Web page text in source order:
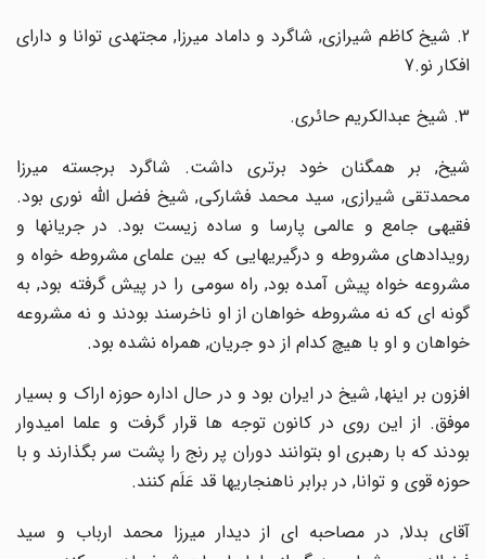
2. شیخ کاظم شیرازی, شاگرد و داماد میرزا, مجتهدی توانا و دارای
افکار نو.7
شیخ, بر همگنان خود برتری داشت. شاگرد برجسته میرزا
محمدتقی شیرازی, سید محمد فشارکی, شیخ فضل الله نوری بود.
فقیهی جامع و عالمی پارسا و ساده زیست بود. در جریانها و
رویدادهای مشروطه و درگیریهایی که بین علمای مشروطه خواه و
مشروعه خواه پیش آمده بود, راه سومی را در پیش گرفته بود, به
گونه ای که نه مشروطه خواهان از او ناخرسند بودند و نه مشروعه
خواهان و او با هیچ کدام از دو جریان, همراه نشده بود.
افزون بر اینها, شیخ در ایران بود و در حال اداره حوزه اراک و بسیار
موفق. از این روی در کانون توجه ها قرار گرفت و علما امیدوار
بودند که با رهبری او بتوانند دوران پر رنج را پشت سر بگذارند و با
حوزه قوی و توانا, در برابر ناهنجاریها قد عَلَم کنند.
آقای بدلا, در مصاحبه ای از دیدار میرزا محمد ارباب و سید